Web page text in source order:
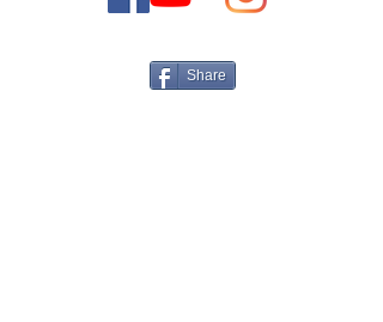
Share